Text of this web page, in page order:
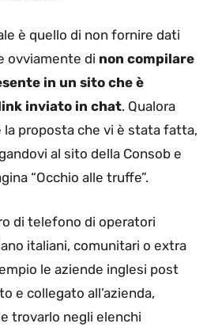
è quello di non fornire dati
ovviamente di non compilare
in un sito che è
inviato in chat. Qualora
proposta che vi è stata fatta,
al sito della Consob e
“Occhio alle truffe”.
di telefono di operatori
italiani, comunitari o extra
le aziende inglesi post
e collegato all’azienda,
trovarlo negli elenchi